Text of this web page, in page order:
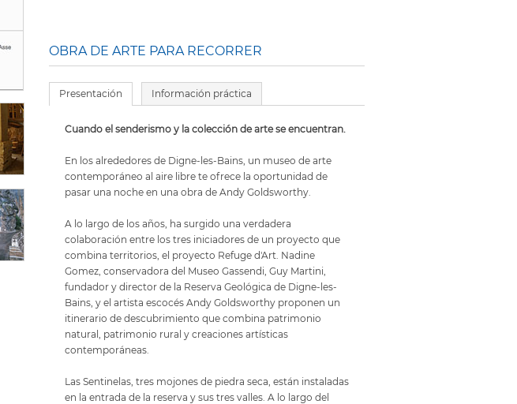
OBRA DE ARTE PARA RECORRER
Presentación Información práctica
Cuando el senderismo y la colección de arte se encuentran.
En los alrededores de Digne-les-Bains, un museo de arte
contemporáneo al aire libre te ofrece la oportunidad de
pasar una noche en una obra de Andy Goldsworthy.
A lo largo de los años, ha surgido una verdadera
colaboración entre los tres iniciadores de un proyecto que
combina territorios, el proyecto Refuge d'Art. Nadine
Gomez, conservadora del Museo Gassendi, Guy Martini,
fundador y director de la Reserva Geológica de Digne-les-
Bains, y el artista escocés Andy Goldsworthy proponen un
itinerario de descubrimiento que combina patrimonio
natural, patrimonio rural y creaciones artísticas
contemporáneas.
Las Sentinelas, tres mojones de piedra seca, están instaladas
en la entrada de la reserva y sus tres valles. A lo largo del